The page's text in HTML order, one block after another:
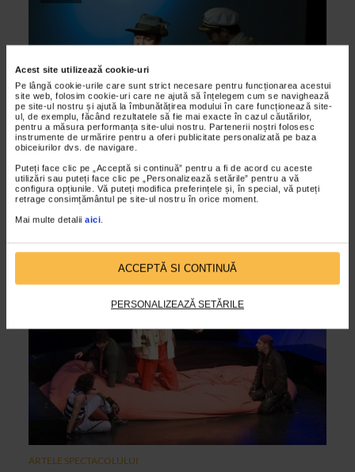
Acest site utilizează cookie-uri
Pe lângă cookie-urile care sunt strict necesare pentru funcționarea acestui
site web, folosim cookie-uri care ne ajută să înțelegem cum se navighează
pe site-ul nostru și ajută la îmbunătățirea modului în care funcționează site-
ul, de exemplu, făcând rezultatele să fie mai exacte în cazul căutărilor,
pentru a măsura performanța site-ului nostru. Partenerii noștri folosesc
instrumente de urmărire pentru a oferi publicitate personalizată pe baza
obiceiurilor dvs. de navigare.
Puteți face clic pe „Acceptă si continuă” pentru a fi de acord cu aceste
utilizări sau puteți face clic pe „Personalizează setările” pentru a vă
configura opțiunile. Vă puteți modifica preferințele și, în special, vă puteți
retrage consimțământul pe site-ul nostru în orice moment.
Mai multe detalii aici.
ACCEPTĂ SI CONTINUĂ
PERSONALIZEAZĂ SETĂRILE
ARTELE SPECTACOLULUI
Interviu cu actorul Dan Radulescu
10/02/2012
Dan Radulescu a absolvit Universitatea Nationala de Arta
in anul 2008, la clasa regretatului actor Adrian...
ARTELE SPECTACOLULUI